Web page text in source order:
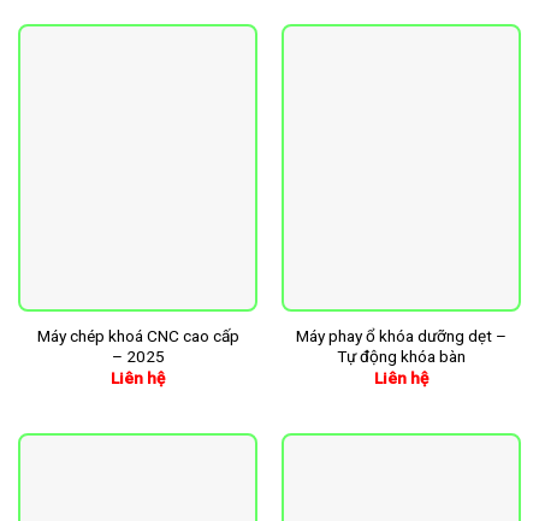
Máy chép khoá CNC cao cấp
– 2025
Liên hệ
Máy phay ổ khóa dưỡng dẹt –
Tự động khóa bàn
Liên hệ